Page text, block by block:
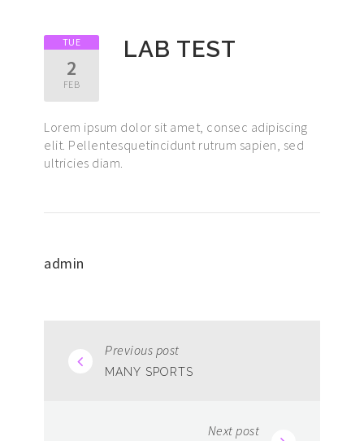
TUE
2
FEB
LAB TEST
Lorem ipsum dolor sit amet, consec adipiscing
elit. Pellentesquetincidunt rutrum sapien, sed
ultricies diam.
admin
Previous post
MANY SPORTS
Next post